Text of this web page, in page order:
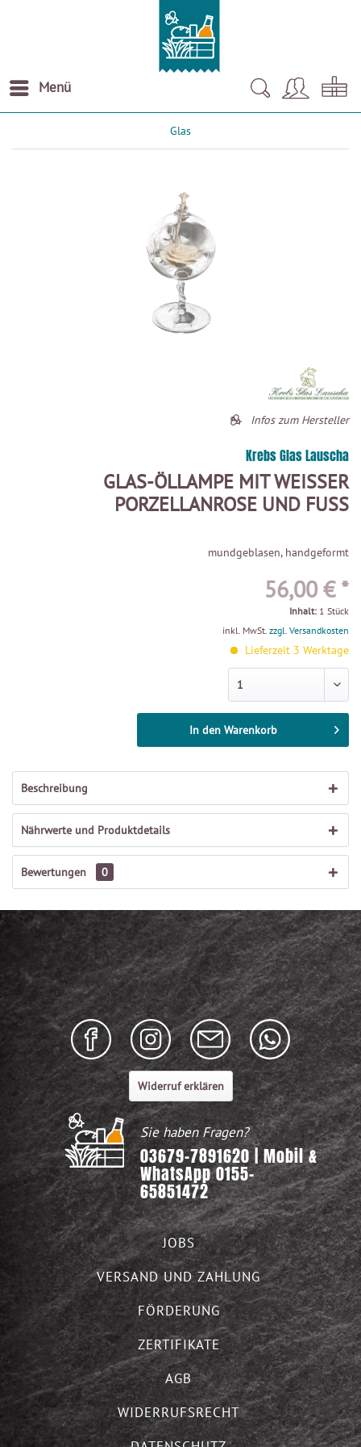
Menü
Glas
Infos zum Hersteller
Krebs Glas Lauscha
GLAS-ÖLLAMPE MIT WEISSER P
ORZELLANROSE UND FUSS
mundgeblasen, handgeformt
56,00 € *
Inhalt: 1 Stück
inkl. MwSt. zzgl. Versandkosten
Lieferzeit 3 Werktage
In den Warenkorb
Beschreibung
Nährwerte und Produktdetails
Bewertungen 0
Widerruf erklären
Sie haben Fragen?
03679-7891620 | Mobil &
WhatsApp 0155-
65851472
JOBS
VERSAND UND ZAHLUNG
FÖRDERUNG
ZERTIFIKATE
AGB
WIDERRUFSRECHT